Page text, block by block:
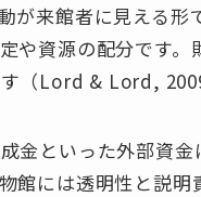
が来館者に見える形
や資源の配分です
（Lord & Lord,
金といった外部資金
館には透明性と説